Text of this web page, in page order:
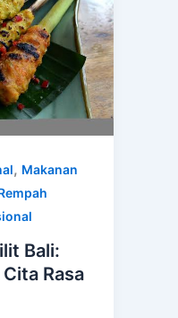
, Makanan
Bali:
Rasa